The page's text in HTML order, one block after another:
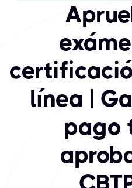
línea |
pago